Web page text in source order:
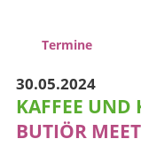
Termine
30.05.2024
KAFFEE
BUTIÖR